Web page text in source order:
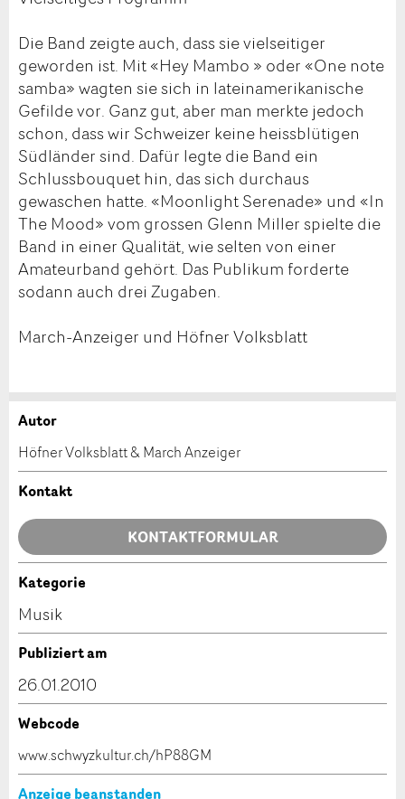
Die Band zeigte auch, dass sie vielseitiger
geworden ist. Mit «Hey Mambo » oder «One note
samba» wagten sie sich in lateinamerikanische
Gefilde vor. Ganz gut, aber man merkte jedoch
schon, dass wir Schweizer keine heissblütigen
Südländer sind. Dafür legte die Band ein
Schlussbouquet hin, das sich durchaus
gewaschen hatte. «Moonlight Serenade» und «In
The Mood» vom grossen Glenn Miller spielte die
Band in einer Qualität, wie selten von einer
Amateurband gehört. Das Publikum forderte
sodann auch drei Zugaben.
March-Anzeiger und Höfner Volksblatt
Anzeige beanstanden
Ihr Feedback wird sehr geschätzt!
Allgemeines Feedback
Anzeige nicht mehr gültig
Anzeige unvollständig
Anzeige weiterempfehlen
Empfehlen Sie diese Anzeige an Freunde weiter.
* Eingabe erforderlich
Autor
Höfner Volksblatt & March Anzeiger
Kontakt
KONTAKTFORMULAR
Kontakt
Verfassen Sie eine Nachricht für die Kontaktpersonen
Kategorie
Musik
Publiziert am
26.01.2010
Webcode
www.schwyzkultur.ch/hP88GM
Anzeige beanstanden